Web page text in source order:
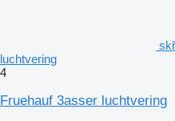
luchtvering
4
Fruehauf 3asser luchtvering